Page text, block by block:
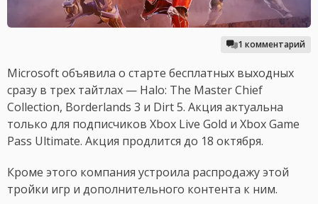
1 комментарий
Microsoft объявила о старте бесплатных выходных
сразу в трех тайтлах — Halo: The Master Chief
Collection, Borderlands 3 и Dirt 5. Акция актуальна
только для подписчиков Xbox Live Gold и Xbox Game
Pass Ultimate. Акция продлится до 18 октября.
Кроме этого компания устроила распродажу этой
тройки игр и дополнительного контента к ним.